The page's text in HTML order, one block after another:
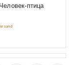
птица